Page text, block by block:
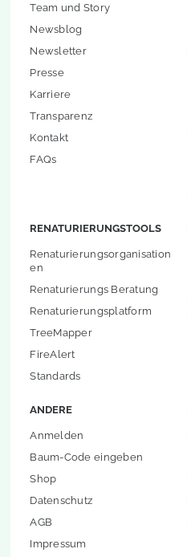
Team und Story
Newsblog
Newsletter
Presse
Karriere
Transparenz
Kontakt
FAQs
RENATURIERUNGSTOOLS
Renaturierungsorganisation
en
Renaturierungs Beratung
Renaturierungsplatform
TreeMapper
FireAlert
Standards
ANDERE
Anmelden
Baum-Code eingeben
Shop
Datenschutz
AGB
Impressum